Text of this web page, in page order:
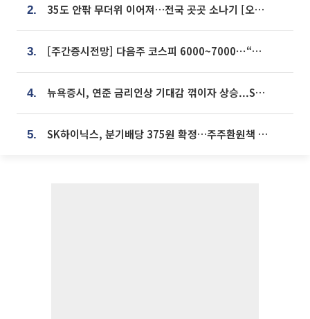
2. 35도 안팎 무더위 이어져…전국 곳곳 소나기 [오늘 날씨]
3. [주간증시전망] 다음주 코스피 6000~7000⋯“外人 수급은 정책이 변수”
4. 뉴욕증시, 연준 금리인상 기대감 꺾이자 상승...S&P500 사상 최고치 [종합]
5. SK하이닉스, 분기배당 375원 확정…주주환원책 9월로 앞당겨 발표